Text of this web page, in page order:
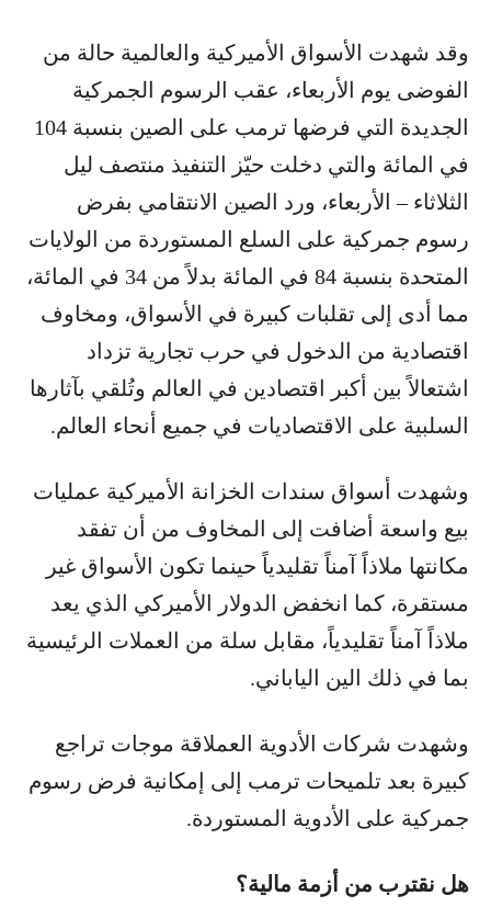
وقد شهدت الأسواق الأميركية والعالمية حالة من
الفوضى يوم الأربعاء، عقب الرسوم الجمركية
الجديدة التي فرضها ترمب على الصين بنسبة 104
في المائة والتي دخلت حيّز التنفيذ منتصف ليل
الثلاثاء – الأربعاء، ورد الصين الانتقامي بفرض
رسوم جمركية على السلع المستوردة من الولايات
المتحدة بنسبة 84 في المائة بدلاً من 34 في المائة،
مما أدى إلى تقلبات كبيرة في الأسواق، ومخاوف
اقتصادية من الدخول في حرب تجارية تزداد
اشتعالاً بين أكبر اقتصادين في العالم وتُلقي بآثارها
السلبية على الاقتصاديات في جميع أنحاء العالم.
وشهدت أسواق سندات الخزانة الأميركية عمليات
بيع واسعة أضافت إلى المخاوف من أن تفقد
مكانتها ملاذاً آمناً تقليدياً حينما تكون الأسواق غير
مستقرة، كما انخفض الدولار الأميركي الذي يعد
ملاذاً آمناً تقليدياً، مقابل سلة من العملات الرئيسية
بما في ذلك الين الياباني.
وشهدت شركات الأدوية العملاقة موجات تراجع
كبيرة بعد تلميحات ترمب إلى إمكانية فرض رسوم
جمركية على الأدوية المستوردة.
هل نقترب من أزمة مالية؟